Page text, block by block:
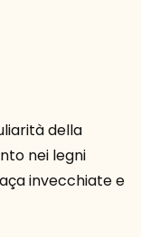
della
nei legni
invecchiate e